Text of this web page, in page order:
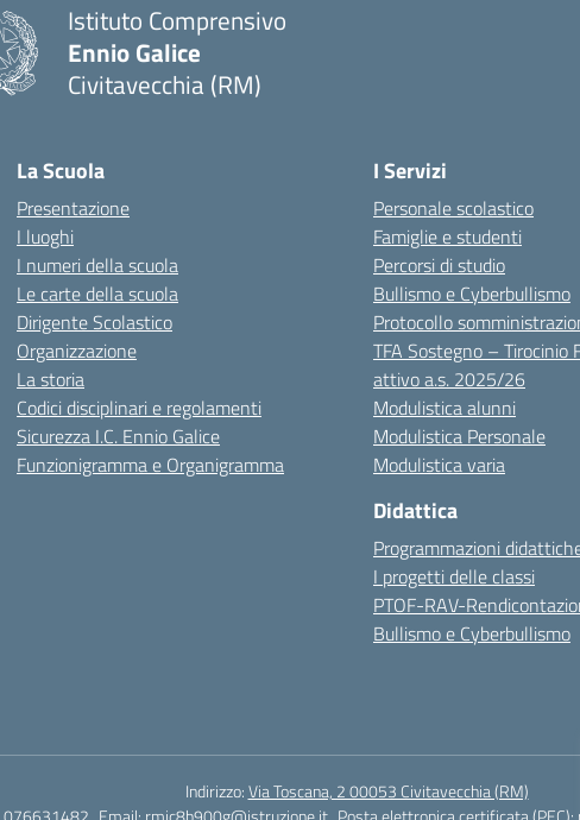
Istituto Comprensivo
Ennio Galice
Civitavecchia (RM)
La Scuola
Presentazione
I luoghi
I numeri della scuola
Le carte della scuola
Dirigente Scolastico
Organizzazione
La storia
Codici disciplinari e regolamenti
Sicurezza I.C. Ennio Galice
Funzionigramma e Organigramma
I Servizi
Personale scolastico
Famiglie e studenti
Percorsi di studio
Bullismo e Cyberbullismo
Protocollo
TFA Sostegno – Tirocinio
attivo a.s. 2025/26
Modulistica alunni
Modulistica Personale
Modulistica varia
Didattica
Programmazioni
I progetti delle classi
PTOF-RAV-
Bullismo e Cyberbullismo
Indirizzo:Via Toscana, 2 00053 Civitavecchia (RM)